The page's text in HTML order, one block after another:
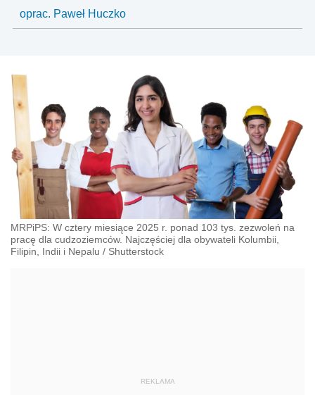
oprac. Paweł Huczko
MRPiPS: W cztery miesiące 2025 r. ponad 103 tys. zezwoleń na
pracę dla cudzoziemców. Najczęściej dla obywateli Kolumbii,
Filipin, Indii i Nepalu / Shutterstock